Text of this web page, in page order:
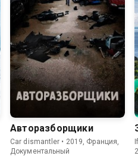
Авторазборщики
Car dismantler • 2019, Франция,
Документальный